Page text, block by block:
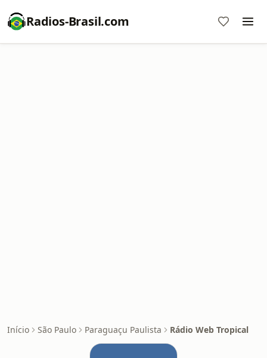
Radios-Brasil.com
Início São Paulo Paraguaçu Paulista Rádio Web Tropical